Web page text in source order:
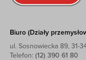
Biuro (Działy
ul. Sosnowiecka 89, 31-
Telefon: (12) 390 61 80